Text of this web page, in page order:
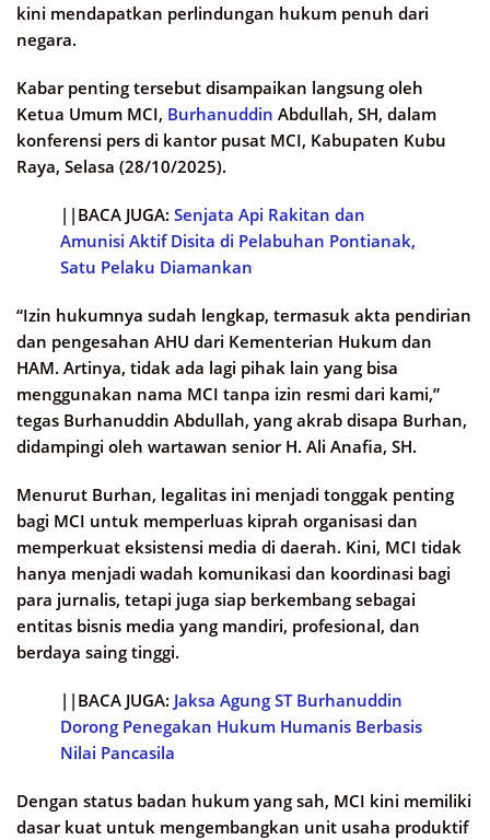
kini mendapatkan perlindungan hukum penuh dari
negara.
Kabar penting tersebut disampaikan langsung oleh
Ketua Umum MCI, Burhanuddin Abdullah, SH, dalam
konferensi pers di kantor pusat MCI, Kabupaten Kubu
Raya, Selasa (28/10/2025).
||BACA JUGA: Senjata Api Rakitan dan
Amunisi Aktif Disita di Pelabuhan Pontianak,
Satu Pelaku Diamankan
“Izin hukumnya sudah lengkap, termasuk akta pendirian
dan pengesahan AHU dari Kementerian Hukum dan
HAM. Artinya, tidak ada lagi pihak lain yang bisa
menggunakan nama MCI tanpa izin resmi dari kami,”
tegas Burhanuddin Abdullah, yang akrab disapa Burhan,
didampingi oleh wartawan senior H. Ali Anafia, SH.
Menurut Burhan, legalitas ini menjadi tonggak penting
bagi MCI untuk memperluas kiprah organisasi dan
memperkuat eksistensi media di daerah. Kini, MCI tidak
hanya menjadi wadah komunikasi dan koordinasi bagi
para jurnalis, tetapi juga siap berkembang sebagai
entitas bisnis media yang mandiri, profesional, dan
berdaya saing tinggi.
||BACA JUGA: Jaksa Agung ST Burhanuddin
Dorong Penegakan Hukum Humanis Berbasis
Nilai Pancasila
Dengan status badan hukum yang sah, MCI kini memiliki
dasar kuat untuk mengembangkan unit usaha produktif